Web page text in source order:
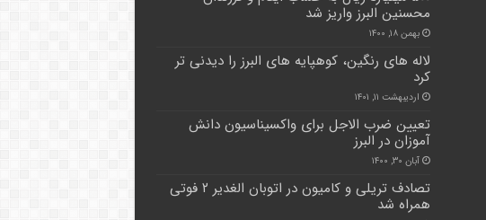
محسنین البرز واریز شد
بهمن ۱۸, ۱۴۰۰
لاله های رنگین، کوهپایه های البرز را دیدنی تر
کرد
اردیبهشت ۱۱, ۱۴۰۱
تعیین ضرب الاجل برای واکسیناسیون دانش
آموزان در البرز
آبان ۳۰, ۱۴۰۰
تصادف تریلی و کامیون در اتوبان الغدیر ۲ فوتی
همراه شد